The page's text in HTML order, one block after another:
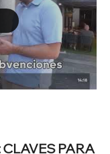
3: CÓMO
PAREJA SIN
como delicado: las